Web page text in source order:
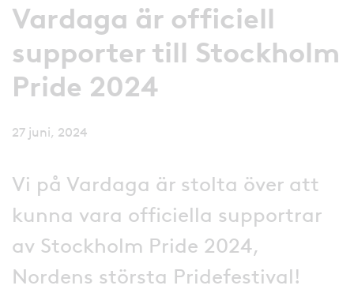
Vardaga är officiell
supporter till Stockholm
Pride 2024
27 juni, 2024
Vi på Vardaga är stolta över att
kunna vara officiella supportrar
av Stockholm Pride 2024,
Nordens största Pridefestival!